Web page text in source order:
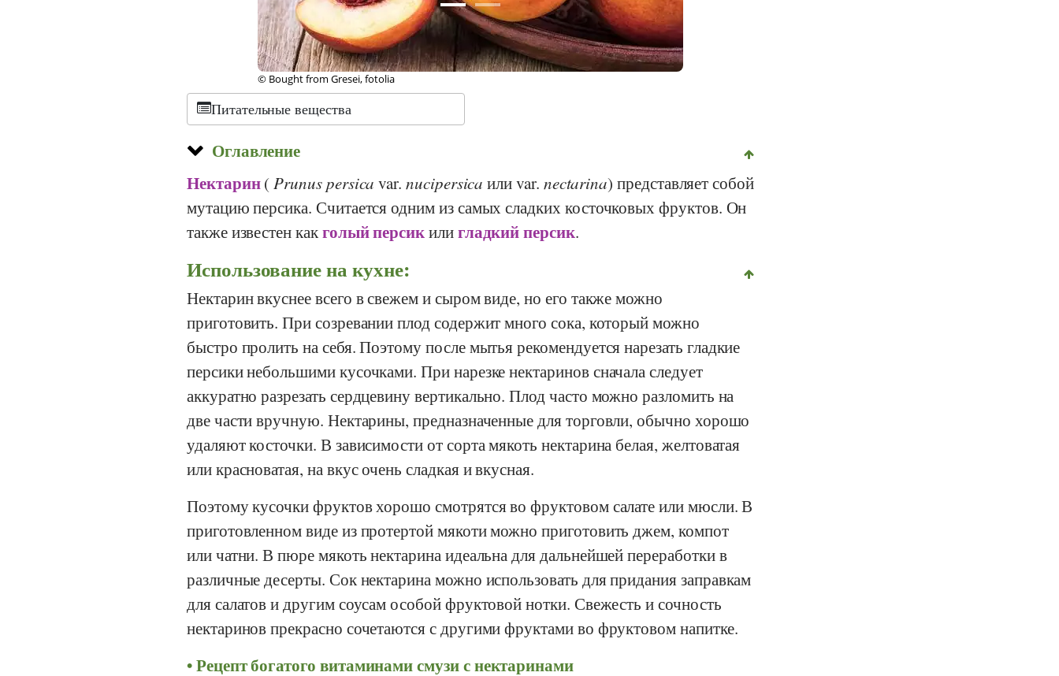
© CC-by-sa 3.0, Nicole-Koehler, Wikipedia
Питательные вещества
Оглавление
Нектарин(Prunus persica var.nucipersica или var. nectarina) представляет собой
мутацию персика. Считается одним из самых сладких косточковых фруктов. Он
также известен какголый персикилигладкий персик.
Использование на кухне:
Нектарин вкуснее всего в свежем и сыром виде, но его также можно
приготовить. При созревании плод содержит много сока, который можно
быстро пролить на себя. Поэтому после мытья рекомендуется нарезать гладкие
персики небольшими кусочками. При нарезке нектаринов сначала следует
аккуратно разрезать сердцевину вертикально. Плод часто можно разломить на
две части вручную. Нектарины, предназначенные для торговли, обычно хорошо
удаляют косточки. В зависимости от сорта мякоть нектарина белая, желтоватая
или красноватая, на вкус очень сладкая и вкусная.
Поэтому кусочки фруктов хорошо смотрятся во фруктовом салате или мюсли. В
приготовленном виде из протертой мякоти можно приготовить джем, компот
или чатни. В пюре мякоть нектарина идеальна для дальнейшей переработки в
различные десерты. Сок нектарина можно использовать для придания заправкам
для салатов и другим соусам особой фруктовой нотки. Свежесть и сочность
нектаринов прекрасно сочетаются с другими фруктами во фруктовом напитке.
Рецепт богатого витаминами смузи с нектаринами